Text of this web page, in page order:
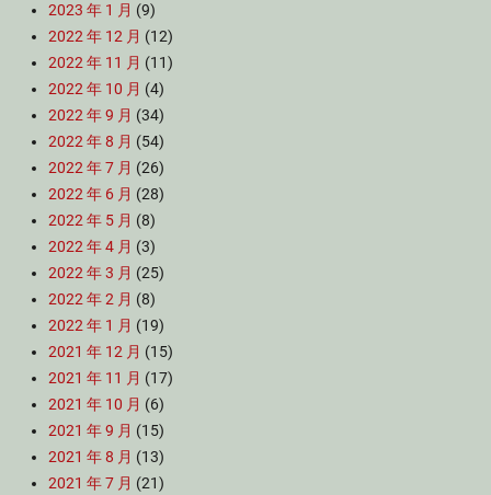
2023 年 1 月 (9)
2022 年 12 月 (12)
2022 年 11 月 (11)
2022 年 10 月 (4)
2022 年 9 月 (34)
2022 年 8 月 (54)
2022 年 7 月 (26)
2022 年 6 月 (28)
2022 年 5 月 (8)
2022 年 4 月 (3)
2022 年 3 月 (25)
2022 年 2 月 (8)
2022 年 1 月 (19)
2021 年 12 月 (15)
2021 年 11 月 (17)
2021 年 10 月 (6)
2021 年 9 月 (15)
2021 年 8 月 (13)
2021 年 7 月 (21)